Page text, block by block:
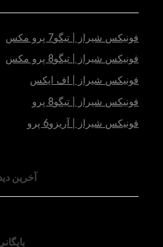
فونیکس شیراز | تیگو7 پرو مکس
فونیکس شیراز | تیگو8 پرو مکس
فونیکس شیراز | اف ایکس
فونیکس شیراز | تیگو8 پرو
فونیکس شیراز | آریزو6 پرو
آخرین